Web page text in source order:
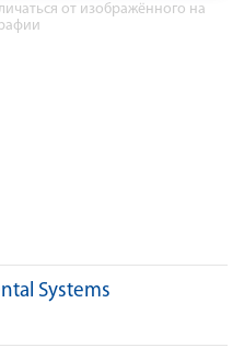
от изображённого на
Systems